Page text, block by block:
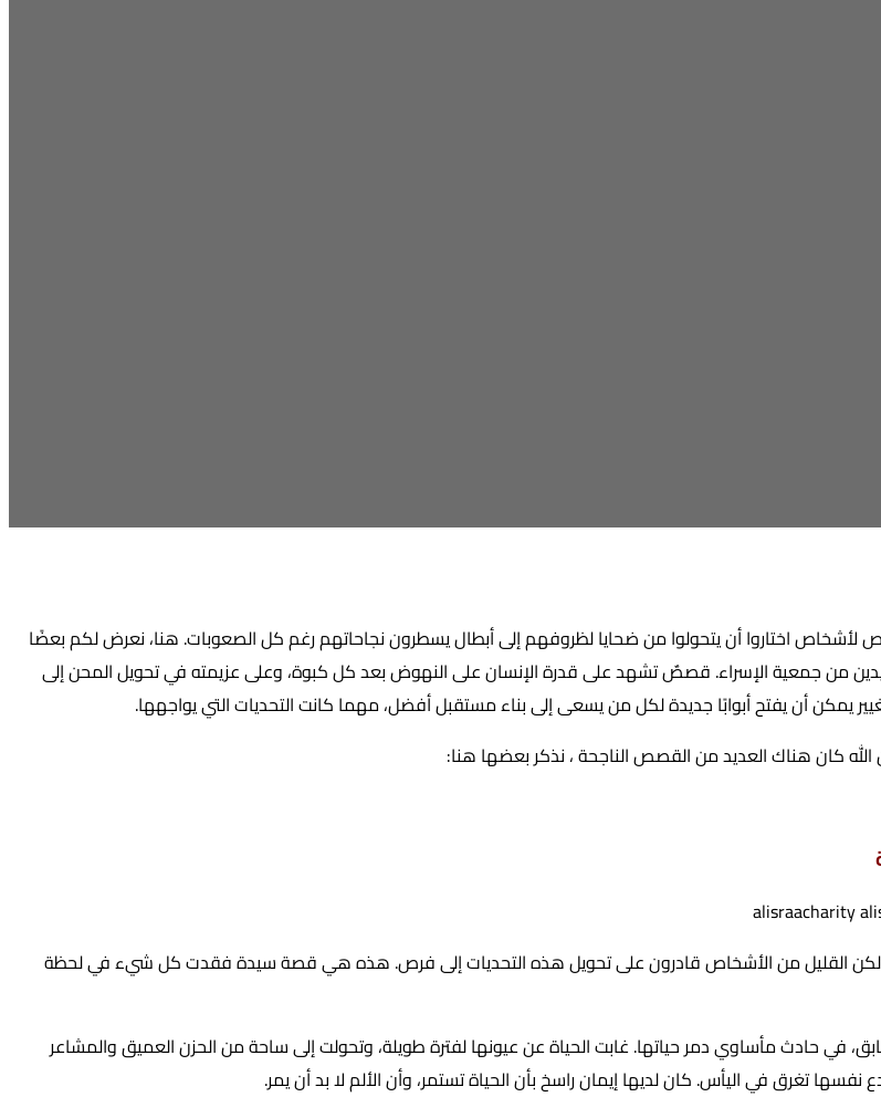
اختاروا أن يتحولوا من ضحايا لظروفهم إلى أبطال يسطرون نجاحاتهم رغم كل الصعوبات. هنا، نعرض لكم بعضًا
من جمعية الإسراء. قصصٌ تشهد على قدرة الإنسان على النهوض بعد كل كبوة، وعلى عزيمته في تحويل المحن إلى
يمكن أن يفتح أبوابًا جديدة لكل من يسعى إلى بناء مستقبل أفضل، مهما كانت التحديات التي يواجهها.
كان هناك العديد من القصص الناجحة ، نذكر بعضها هنا:
ولكن القليل من الأشخاص قادرون على تحويل هذه التحديات إلى فرص. هذه هي قصة سيدة فقدت كل شيء في لحظة
في حادث مأساوي دمر حياتها. غابت الحياة عن عيونها لفترة طويلة، وتحولت إلى ساحة من الحزن العميق والمشاعر
تغرق في اليأس. كان لديها إيمان راسخ بأن الحياة تستمر، وأن الألم لا بد أن يمر.